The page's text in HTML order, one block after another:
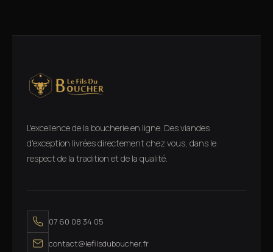
L'excellence de la boucherie en ligne. Des viandes
d'exception livrées directement chez vous, dans le
respect de la tradition et de la qualité.
07 60 08 34 05
contact@lefilsduboucher.fr